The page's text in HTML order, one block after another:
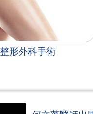
整形外科手術